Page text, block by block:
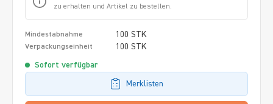
zu erhalten und Artikel zu bestellen.
Mindestabnahme 100 STK
Verpackungseinheit 100 STK
Sofort verfügbar
Merklisten